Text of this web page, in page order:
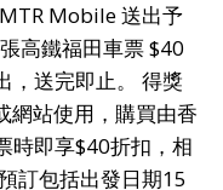
Mobile 送出予
高鐵福田車票 $40
，送完即止。 得獎
網站使用，購買由香
時即享$40折扣，相
訂包括出發日期15